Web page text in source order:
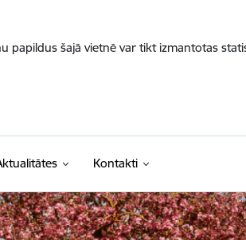
šajā vietnē var tikt izmantotas
Kontakti